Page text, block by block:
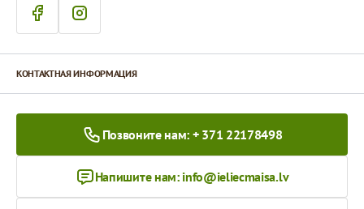
КОНТАКТНАЯ ИНФОРМАЦИЯ
Позвоните нам: + 371 22178498
Напишите нам: info@ieliecmaisa.lv